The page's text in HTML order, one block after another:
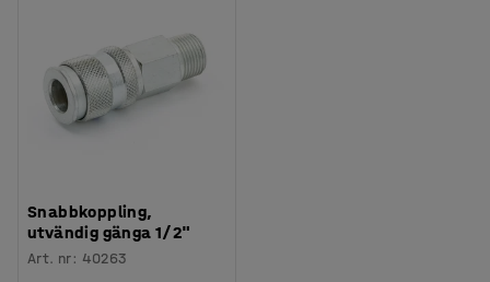
Snabbkoppling,
utvändig gänga 1/2"
Art. nr: 40263